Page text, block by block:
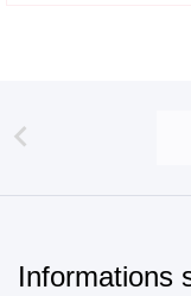

Informations